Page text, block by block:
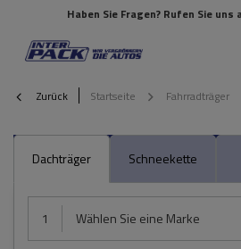
Haben Sie Fragen? Rufen Sie uns
Zurück Startseite Fahrradträger
Dachträger Schneekette
1 Wählen Sie eine Marke